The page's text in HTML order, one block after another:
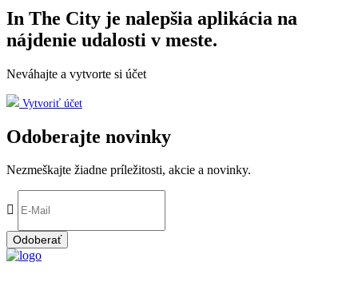
In The City je nalepšia aplikácia na
nájdenie udalosti v meste.
Neváhajte a vytvorte si účet
Vytvoriť účet
Odoberajte novinky
Nezmeškajte žiadne príležitosti, akcie a novinky.
Odoberať